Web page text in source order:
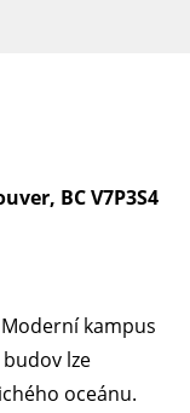
BC V7P3S4
kampus
lze
oceánu.